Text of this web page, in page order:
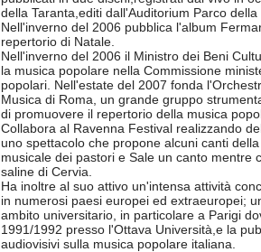
della Taranta,editi dall'Auditorium Parco
Nell'inverno del 2006 pubblica l'album
repertorio di Natale.
Nell'inverno del 2006 il Ministro dei Beni
la musica popolare nella Commissione
popolari. Nell'estate del 2007 fonda
Musica di Roma, un grande gruppo
di promuovere il repertorio della musica
Collabora al Ravenna Festival realizzando
uno spettacolo che propone alcuni canti
musicale dei pastori e Sale un canto mentre
saline di Cervia.
Ha inoltre al suo attivo un'intensa attività
in numerosi paesi europei ed extraeuropei;
ambito universitario, in particolare a Parigi
1991/1992 presso l'Ottava Università,e la
audiovisivi sulla musica popolare italiana.